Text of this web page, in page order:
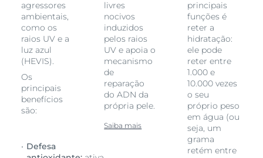
agressores
ambientais,
como os
raios UV e a
luz azul
(HEVIS).
Os
principais
benefícios
são:
Defesa
livres
nocivos
induzidos
pelos raios
UV e apoia o
mecanismo
de
reparação
do ADN da
própria pele.
Saiba mais
principais
funções é
reter a
hidratação:
ele pode
reter entre
1.000 e
10.000 vezes
o seu
próprio peso
em água (ou
seja, um
grama
retém entre